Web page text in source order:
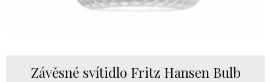
Závěsné svítidlo Fritz Hansen Bulb